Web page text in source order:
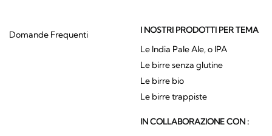
Domande Frequenti I NOSTRI PRODOTTI PER TEMA
Le India Pale Ale, o IPA
Le birre senza glutine
Le birre bio
Le birre trappiste
IN COLLABORAZIONE CON :